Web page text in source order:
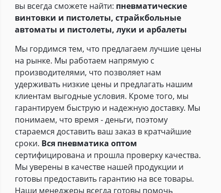
вы всегда сможете найти: пневматические
винтовки и пистолеты, страйкбольные
автоматы и пистолеты, луки и арбалеты
Мы гордимся тем, что предлагаем лучшие цены
на рынке. Мы работаем напрямую с
производителями, что позволяет нам
удерживать низкие цены и предлагать нашим
клиентам выгодные условия. Кроме того, мы
гарантируем быструю и надежную доставку. Мы
понимаем, что время - деньги, поэтому
стараемся доставить ваш заказ в кратчайшие
сроки. Вся пневматика оптом
сертифицирована и прошла проверку качества.
Мы уверены в качестве нашей продукции и
готовы предоставить гарантию на все товары.
Наши менеджеры всегда готовы помочь